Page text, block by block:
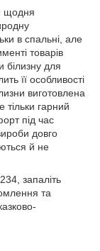
щодня
в спальні, але
товарів
білизну для
її особливості
виготовлена
тільки гарний
під час
довго
й не
запаліть
та